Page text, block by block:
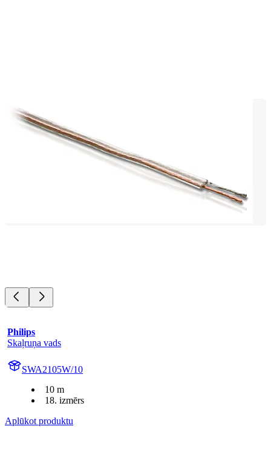
Philips
Skaļruņa vads
SWA2105W/10
10 m
18. izmērs
Aplūkot produktu